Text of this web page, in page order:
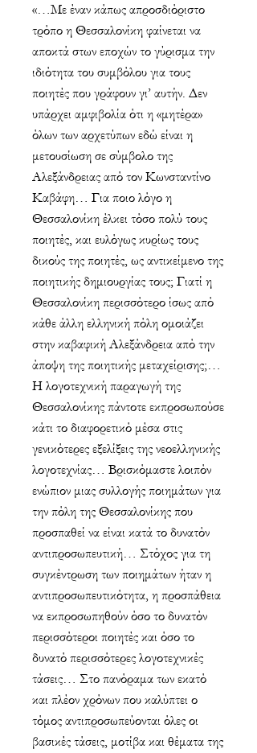
«…Με έναν κάπως απροσδιόριστο
τρόπο η Θεσσαλονίκη φαίνεται να
αποκτά στων εποχών το γύρισμα την
ιδιότητα του συμβόλου για τους
ποιητές που γράφουν γι’ αυτήν. Δεν
υπάρχει αμφιβολία ότι η «μητέρα»
όλων των αρχετύπων εδώ είναι η
μετουσίωση σε σύμβολο της
Αλεξάνδρειας από τον Κωνσταντίνο
Καβάφη… Για ποιο λόγο η
Θεσσαλονίκη έλκει τόσο πολύ τους
ποιητές, και ευλόγως κυρίως τους
δικούς της ποιητές, ως αντικείμενο της
ποιητικής δημιουργίας τους; Γιατί η
Θεσσαλονίκη περισσότερο ίσως από
κάθε άλλη ελληνική πόλη ομοιάζει
στην καβαφική Αλεξάνδρεια από την
άποψη της ποιητικής μεταχείρισης;…
Η λογοτεχνική παραγωγή της
Θεσσαλονίκης πάντοτε εκπροσωπούσε
κάτι το διαφορετικό μέσα στις
γενικότερες εξελίξεις της νεοελληνικής
λογοτεχνίας… Βρισκόμαστε λοιπόν
ενώπιον μιας συλλογής ποιημάτων για
την πόλη της Θεσσαλονίκης που
προσπαθεί να είναι κατά το δυνατόν
αντιπροσωπευτική… Στόχος για τη
συγκέντρωση των ποιημάτων ήταν η
αντιπροσωπευτικότητα, η προσπάθεια
να εκπροσωπηθούν όσο το δυνατόν
περισσότεροι ποιητές και όσο το
δυνατό περισσότερες λογοτεχνικές
τάσεις… Στο πανόραμα των εκατό
και πλέον χρόνων που καλύπτει ο
τόμος αντιπροσωπεύονται όλες οι
βασικές τάσεις, μοτίβα και θέματα της